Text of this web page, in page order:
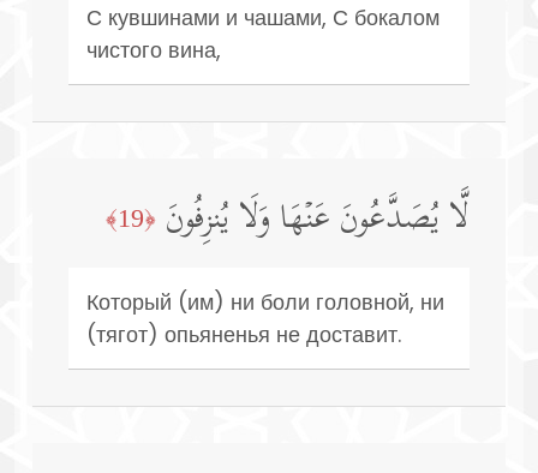
С кувшинами и чашами, С бокалом
чистого вина,
لَّا یُصَدَّعُونَ عَنۡهَا وَلَا یُنزِفُونَ ﴿19﴾
Который (им) ни боли головной, ни
(тягот) опьяненья не доставит.